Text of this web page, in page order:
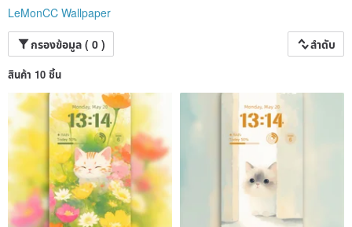
Explore now and find the watercolor wallpaper that speaks to your heart! 🌈
LeMonCC Wallpaper
กรองข้อมูล ( 0 )
ลำดับ
สินค้า 10 ชิ้น